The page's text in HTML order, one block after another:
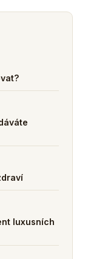
luxusních